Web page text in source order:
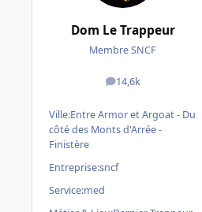
Dom Le Trappeur
Membre SNCF
14,6k
messages
Ville:Entre Armor et Argoat - Du
côté des Monts d'Arrée -
Finistère
Entreprise:sncf
Service:med